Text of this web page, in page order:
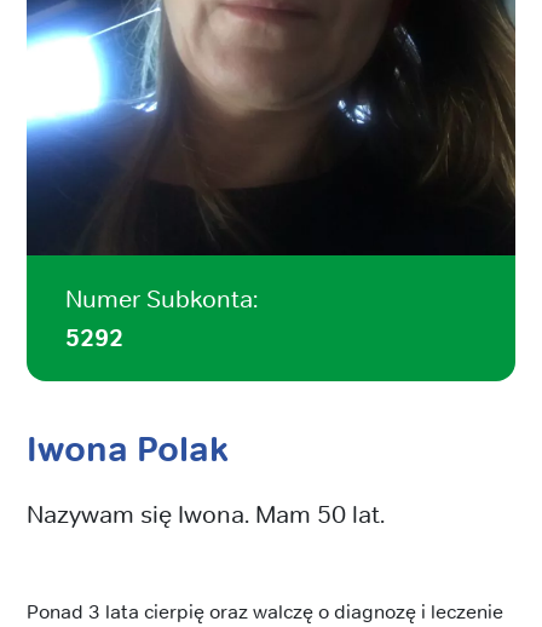
Numer Subkonta:
5292
Iwona Polak
Nazywam się Iwona. Mam 50 lat.
Ponad 3 lata cierpię oraz walczę o diagnozę i leczenie